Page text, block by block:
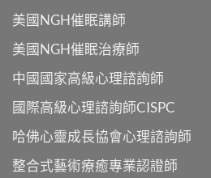
美國NGH催眠講師
美國NGH催眠治療師
中國國家高級心理諮詢師
國際高級心理諮詢師CISPC
哈佛心靈成長協會心理諮詢師
整合式藝術療癒專業認證師